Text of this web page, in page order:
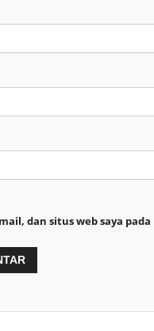
dan situs web saya